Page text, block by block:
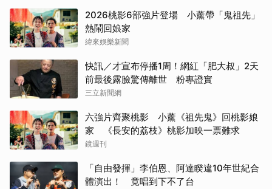
2026桃影6部強片登場 小薰帶「鬼祖先」
熱鬧回娘家
緯來娛樂新聞
快訊／才宣布停播1周！網紅「肥大叔」2天
前最後露臉驚傳離世 粉專證實
三立新聞網
六強片齊聚桃影 小薰《祖先鬼》回桃影娘
家 《長安的荔枝》桃影加映一票難求
鏡週刊
「自由發揮」李伯恩、阿達睽違10年世紀合
體演出！ 竟唱到下不了台